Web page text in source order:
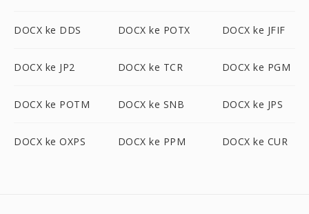
DOCX ke DDS DOCX ke POTX DOCX ke JFIF
DOCX ke JP2 DOCX ke TCR DOCX ke PGM
DOCX ke POTM DOCX ke SNB DOCX ke JPS
DOCX ke OXPS DOCX ke PPM DOCX ke CUR